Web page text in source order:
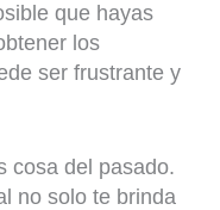
que hayas
los
ser frustrante y
cosa del pasado.
no solo te brinda